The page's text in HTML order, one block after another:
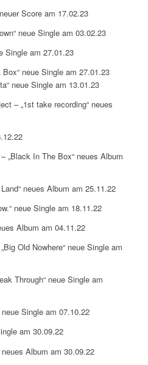
Score am 17.02.23
neue Single am 03.02.23
Single am 27.01.23
Box“ neue Single am 27.01.23
neue Single am 13.01.23
– „1st take recording“ neues
„Black In The Box“ neues Album
neues Album am 25.11.22
neue Single am 18.11.22
Album am 04.11.22
Old Nowhere“ neue Single am
Through“ neue Single am
neue Single am 07.10.22
am 30.09.22
Album am 30.09.22